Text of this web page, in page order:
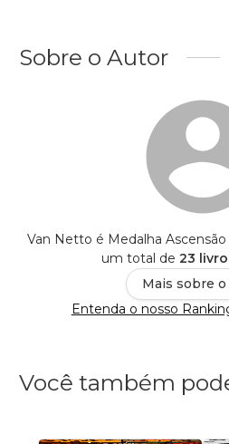
Sobre o Autor
Van Netto é Medalha
um total de 23
Mais sobre
Entenda o nosso
Você também